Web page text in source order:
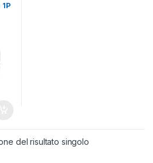
1P
del risultato singolo